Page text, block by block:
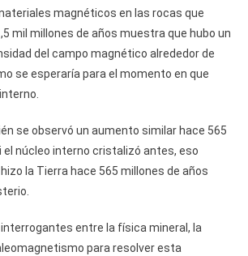
magnéticos en las rocas que
mil millones de años muestra que hubo un
del campo magnético alrededor de
se esperaría para el momento en que
se observó un aumento similar hace 565
el núcleo interno cristalizó antes, eso
la Tierra hace 565 millones de años
entre la física mineral, la
para resolver esta